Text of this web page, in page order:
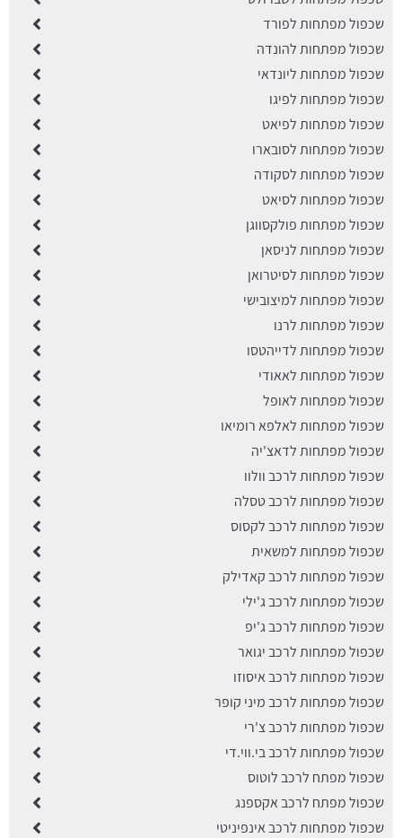
שכפול מפתחות לפורד
שכפול מפתחות להונדה
שכפול מפתחות ליונדאי
שכפול מפתחות לפיגו
שכפול מפתחות לפיאט
שכפול מפתחות לסובארו
שכפול מפתחות לסקודה
שכפול מפתחות לסיאט
שכפול מפתחות פולקסווגן
שכפול מפתחות לניסאן
שכפול מפתחות לסיטרואן
שכפול מפתחות למיצובישי
שכפול מפתחות לרנו
שכפול מפתחות לדייהטסו
שכפול מפתחות לאאודי
שכפול מפתחות לאופל
שכפול מפתחות לאלפא רומיאו
שכפול מפתחות לדאצ'יה
שכפול מפתחות לרכב וולוו
שכפול מפתחות לרכב טסלה
שכפול מפתחות לרכב לקסוס
שכפול מפתחות למשאית
שכפול מפתחות לרכב קאדילק
שכפול מפתחות לרכב ג'ילי
שכפול מפתחות לרכב ג'יפ
שכפול מפתחות לרכב יגואר
שכפול מפתחות לרכב איסוזו
שכפול מפתחות לרכב מיני קופר
שכפול מפתחות לרכב צ'רי
שכפול מפתחות לרכב בי.ווי.די
שכפול מפתח לרכב לוטוס
שכפול מפתח לרכב אקספנג
שכפול מפתחות לרכב אינפיניטי